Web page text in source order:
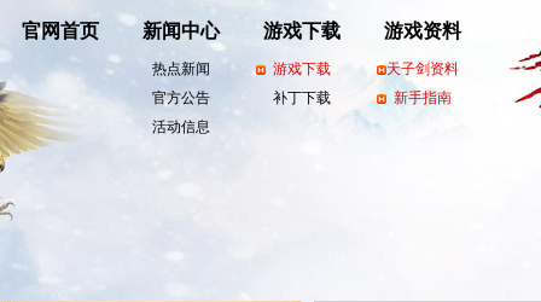
官网首页 新闻中心
热点新闻
官方公告
活动信息
游戏下载
游戏下载
补丁下载
游戏资料
天子剑资料
新手指南